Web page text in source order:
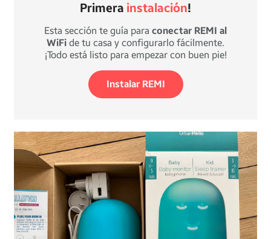
Primera instalación!
Esta sección te guía para conectar REMI al
WiFi de tu casa y configurarlo fácilmente.
¡Todo está listo para empezar con buen pie!
Instalar REMI